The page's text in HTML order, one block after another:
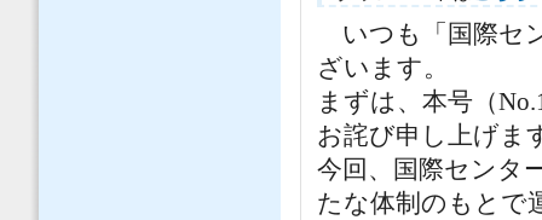
いつも「国際セ
ざいます。
まずは、本号（
お詫び申し上げま
今回、国際センタ
たな体制のもとで